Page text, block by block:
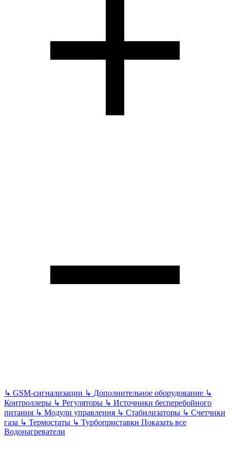
↳ GSM-сигнализации ↳ Дополнительное оборудование ↳
Контроллеры ↳ Регуляторы ↳ Источники бесперебойного
питания ↳ Модули управления ↳ Стабилизаторы ↳ Счетчики
газа ↳ Термостаты ↳ Турбоприставки Показать все
Водонагреватели